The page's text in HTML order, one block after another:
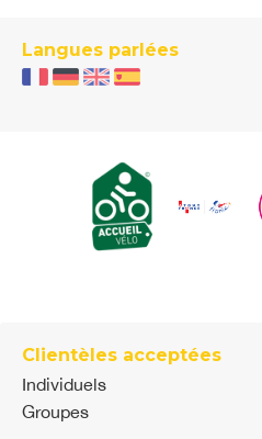
Langues parlées
Clientèles acceptées
Individuels
Groupes